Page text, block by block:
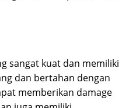
sangat kuat dan memiliki
dan bertahan dengan
memberikan damage